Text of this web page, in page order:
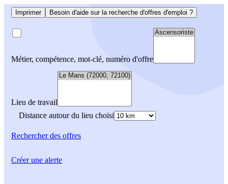
Imprimer Besoin d'aide sur la recherche d'offres d'emploi ?
Métier, compétence, mot-clé, numéro d'offre
Lieu de travail
Distance autour du lieu choisi
Rechercherdes offres
Créer une alerte